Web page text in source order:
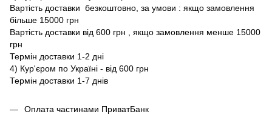
Вартість доставки безкоштовно, за умови : якщо замовлення
більше 15000 грн
Вартість доставки від 600 грн , якщо замовлення менше 15000
грн
Термін доставки 1-2 дні
4) Кур'єром по Україні - від 600 грн
Термін доставки 1-7 днів
Оплата частинами ПриватБанк